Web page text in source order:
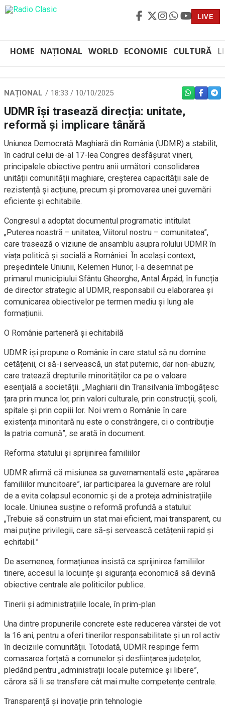
LIVE
HOME NAȚIONAL WORLD ECONOMIE CULTURĂ
NAȚIONAL 18:33 / 10/10/2025 WHATSAPP
UDMR își trasează direcția: unitate,
reformă și implicare tânără
Uniunea Democrată Maghiară din România (UDMR) a stabilit,
în cadrul celui de-al 17-lea Congres desfășurat vineri,
principalele obiective pentru anii următori: consolidarea
unității comunității maghiare, creșterea capacității sale de
rezistență și acțiune, precum și promovarea unei guvernări
eficiente și echitabile.
Congresul a adoptat documentul programatic intitulat
„Puterea noastră – unitatea, Viitorul nostru – comunitatea”,
care trasează o viziune de ansamblu asupra rolului UDMR în
viața politică și socială a României. În același context,
președintele Uniunii, Kelemen Hunor, l-a desemnat pe
primarul municipiului Sfântu Gheorghe, Antal Árpád, în funcția
de director strategic al UDMR, responsabil cu elaborarea și
comunicarea obiectivelor pe termen mediu și lung ale
formațiunii.
O Românie parteneră și echitabilă
UDMR își propune o Românie în care statul să nu domine
cetățenii, ci să-i servească, un stat puternic, dar non-abuziv,
care tratează drepturile minorităților ca pe o valoare
esențială a societății. „Maghiarii din Transilvania îmbogățesc
țara prin munca lor, prin valori culturale, prin construcții, școli,
spitale și prin copiii lor. Noi vrem o Românie în care
existența minoritară nu este o constrângere, ci o contribuție
la patria comună”, se arată în document.
Reforma statului și sprijinirea familiilor
UDMR afirmă că misiunea sa guvernamentală este „apărarea
familiilor muncitoare”, iar participarea la guvernare are rolul
de a evita colapsul economic și de a proteja administrațiile
locale. Uniunea susține o reformă profundă a statului:
„Trebuie să construim un stat mai eficient, mai transparent, cu
mai puține privilegii, care să-și servească cetățenii rapid și
echitabil.”
De asemenea, formațiunea insistă ca sprijinirea familiilor
tinere, accesul la locuințe și siguranța economică să devină
obiective centrale ale politicilor publice.
Tinerii și administrațiile locale, în prim-plan
Una dintre propunerile concrete este reducerea vârstei de vot
la 16 ani, pentru a oferi tinerilor responsabilitate și un rol activ
în deciziile comunității. Totodată, UDMR respinge ferm
comasarea forțată a comunelor și desființarea județelor,
pledând pentru „administrații locale puternice și libere”,
cărora să li se transfere cât mai multe competențe centrale.
Transparență și inovație prin tehnologie